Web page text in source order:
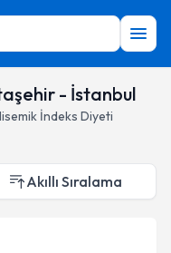
- İstanbul
İndeks Diyeti
Akıllı Sıralama